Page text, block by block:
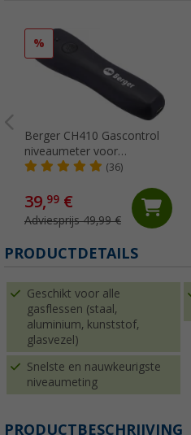
%
Berger CH410 Gascontrol
niveaumeter voor
gasflessen
(36)
39,99 €
Adviesprijs 49,99 €
PRODUCTDETAILS
Geschikt voor alle
gasflessen (staal,
aluminium, kunststof,
glasvezel)
Snelste en nauwkeurigste
niveaumeting
PRODUCTBESCHRIJVING